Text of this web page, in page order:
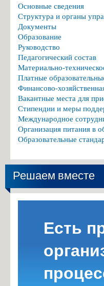
Основные сведения
Структура и органы
Документы
Образование
Руководство
Педагогический состав
Материально-
Платные
Финансово-
Вакантные места для
Стипендии и меры
Международное
Организация питания в
Образовательные
Решаем вместе
Есть